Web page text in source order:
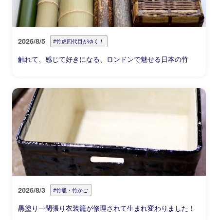
2026/8/5 #竹虎四代目がゆく！
触れて、感じて好きになる、ロンドンで魅せる日本の竹
2026/8/3 #竹籠・竹かご
黒塗り一閑張り衣装籠が修理されて生まれ変わりました！